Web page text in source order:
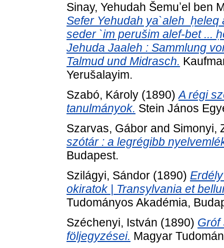
Sinay, Yehudah Šemuʼel ben
Sefer Yehudah ya`aleh ‏ ḥeleq alef qolel ma`amarim ba-Talmud `al pi
seder `im perušim alef-bet ...
Jehuda Jaaleh : Sammlung
Talmud und Midrasch.
Yerušalayim.
Szabó, Károly (1890)A régi
tanulmányok. Stein János
Szarvas, Gábor and Simonyi,
szótár : a legrégibb
Budapest.
Szilágyi, Sándor (1890)
okiratok | Transylvania et
Tudományos Akadémia,
Széchenyi, István (1890) Gróf
följegyzései. Magyar